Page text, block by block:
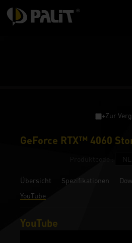
+Zur
GeForce RTX™ 4060
Übersicht Spezifikationen
YouTube
YouTube